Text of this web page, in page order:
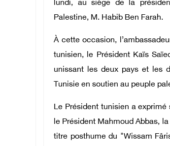
lundi, au siège de la
Palestine, M. Habib Ben Farah.
À cette occasion,
tunisien, le Président Kaïs
unissant les deux pays et les
Tunisie en soutien au peuple
Le Président tunisien a
le Président Mahmoud Abbas,
titre posthume du "Wissam